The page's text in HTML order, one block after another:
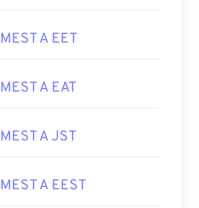
MEST A EET
MEST A EAT
MEST A JST
MEST A EEST